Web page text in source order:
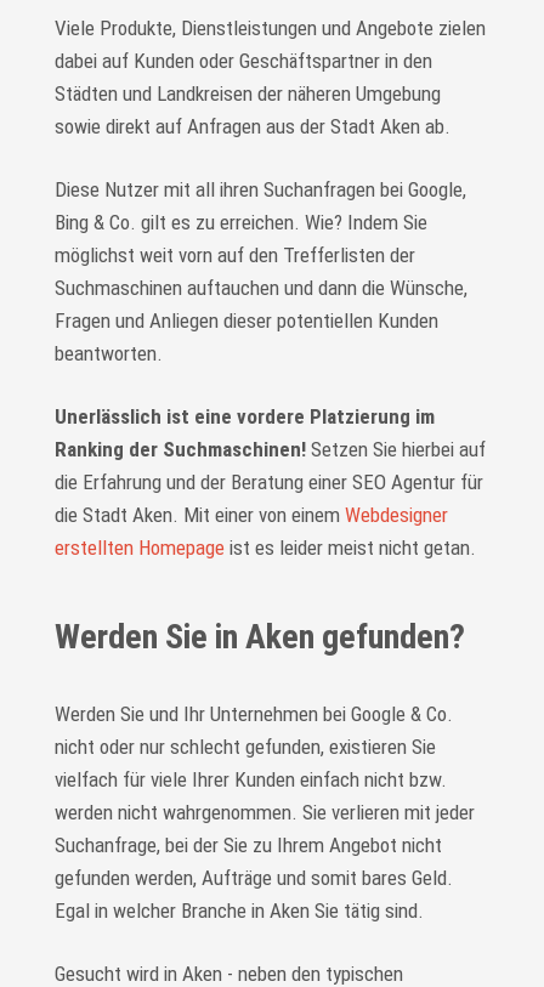
Viele Produkte, Dienstleistungen und Angebote zielen
dabei auf Kunden oder Geschäftspartner in den
Städten und Landkreisen der näheren Umgebung
sowie direkt auf Anfragen aus der Stadt Aken ab.
Diese Nutzer mit all ihren Suchanfragen bei Google,
Bing & Co. gilt es zu erreichen. Wie? Indem Sie
möglichst weit vorn auf den Trefferlisten der
Suchmaschinen auftauchen und dann die Wünsche,
Fragen und Anliegen dieser potentiellen Kunden
beantworten.
Unerlässlich ist eine vordere Platzierung im
Ranking der Suchmaschinen!Setzen Sie hierbei auf
die Erfahrung und der Beratung einer SEO Agentur für
die Stadt Aken. Mit einer von einem Webdesigner
erstellten Homepageist es leider meist nicht getan.
Werden Sie in Aken gefunden?
Werden Sie und Ihr Unternehmen bei Google & Co.
nicht oder nur schlecht gefunden, existieren Sie
vielfach für viele Ihrer Kunden einfach nicht bzw.
werden nicht wahrgenommen. Sie verlieren mit jeder
Suchanfrage, bei der Sie zu Ihrem Angebot nicht
gefunden werden, Aufträge und somit bares Geld.
Egal in welcher Branche in Aken Sie tätig sind.
Gesucht wird in Aken - neben den typischen